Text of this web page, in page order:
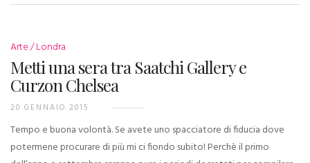
Arte Londra
Metti una sera tra Saatchi Gallery e
Curzon Chelsea
20 GENNAIO 2015
Tempo e buona volontà. Se avete uno spacciatore di fiducia dove
potermene procurare di più mi ci fiondo subito! Perchè il primo